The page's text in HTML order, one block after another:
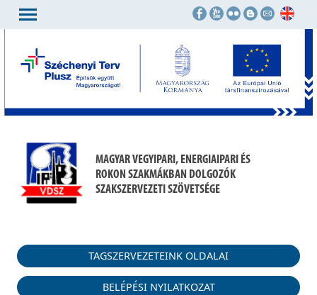
MAGYAR VEGYIPARI, ENERGIAIPARI ÉS
ROKON SZAKMÁKBAN DOLGOZÓK
SZAKSZERVEZETI SZÖVETSÉGE
TAGSZERVEZETEINK OLDALAI
BELÉPÉSI NYILATKOZAT